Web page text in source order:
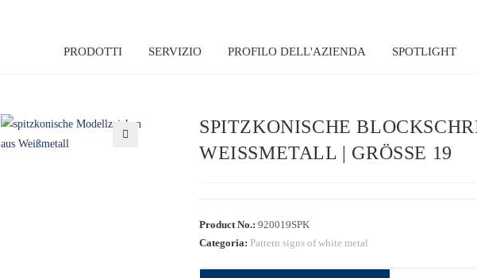
PRODOTTI SERVIZIO PROFILO DELL'AZIENDA SPOTLIGHT
SPITZKONISCHE
WEISSMETALL | GRÖSSE 19
Product No.: 920019SPK
Categoria: Pattern signs of white metal